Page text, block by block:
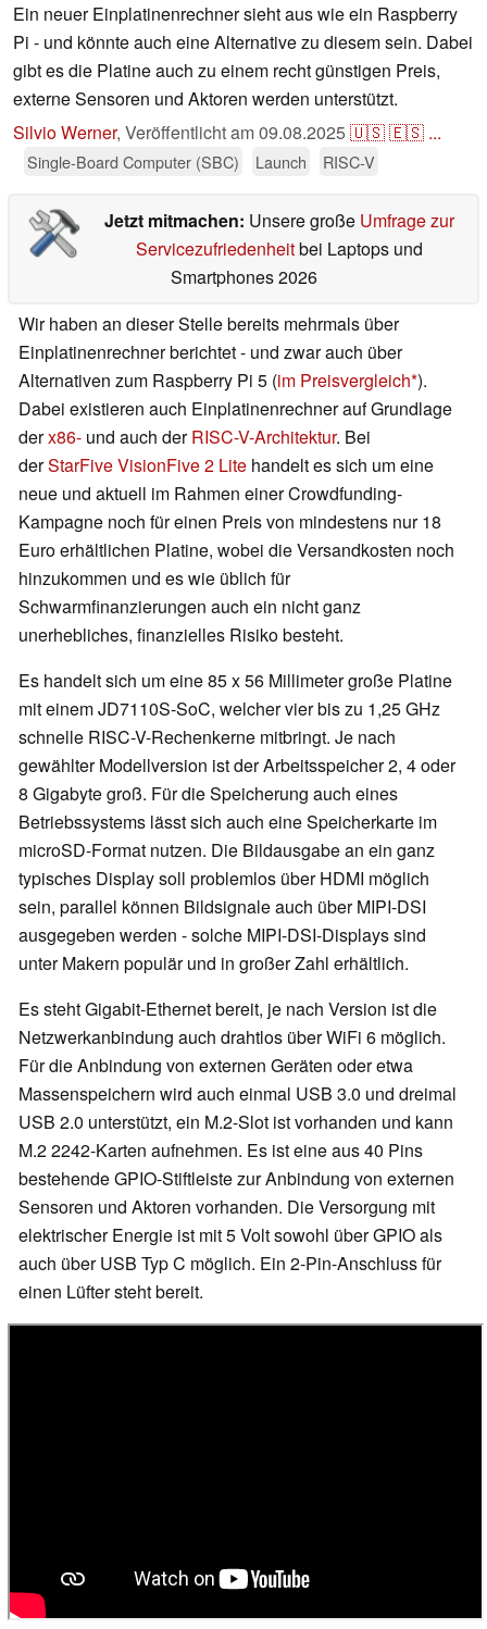
Ein neuer Einplatinenrechner sieht aus wie ein Raspberry
Pi - und könnte auch eine Alternative zu diesem sein. Dabei
gibt es die Platine auch zu einem recht günstigen Preis,
externe Sensoren und Aktoren werden unterstützt.
Silvio Werner, Veröffentlicht am09.08.2025🇺🇸🇪🇸 ...
Single-Board Computer (SBC) Launch RISC-V
Jetzt mitmachen: Unsere große Umfrage zur
Servicezufriedenheitbei Laptops und
Smartphones 2026
Wir haben an dieser Stelle bereits mehrmals über
Einplatinenrechner berichtet - und zwar auch über
Alternativen zum Raspberry Pi 5 (im Preisvergleich ).
Dabei existieren auch Einplatinenrechner auf Grundlage
derx86- und auch derRISC-V-Architektur. Bei
derStarFive VisionFive 2 Lite handelt es sich um eine
neue und aktuell im Rahmen einer Crowdfunding-
Kampagne noch für einen Preis von mindestens nur 18
Euro erhältlichen Platine, wobei die Versandkosten noch
hinzukommen und es wie üblich für
Schwarmfinanzierungen auch ein nicht ganz
unerhebliches, finanzielles Risiko besteht.
Es handelt sich um eine 85 x 56 Millimeter große Platine
mit einem JD7110S-SoC, welcher vier bis zu 1,25 GHz
schnelle RISC-V-Rechenkerne mitbringt. Je nach
gewählter Modellversion ist der Arbeitsspeicher 2, 4 oder
8 Gigabyte groß. Für die Speicherung auch eines
Betriebssystems lässt sich auch eine Speicherkarte im
microSD-Format nutzen. Die Bildausgabe an ein ganz
typisches Display soll problemlos über HDMI möglich
sein, parallel können Bildsignale auch über MIPI-DSI
ausgegeben werden - solche MIPI-DSI-Displays sind
unter Makern populär und in großer Zahl erhältlich.
Es steht Gigabit-Ethernet bereit, je nach Version ist die
Netzwerkanbindung auch drahtlos über WiFi 6 möglich.
Für die Anbindung von externen Geräten oder etwa
Massenspeichern wird auch einmal USB 3.0 und dreimal
USB 2.0 unterstützt, ein M.2-Slot ist vorhanden und kann
M.2 2242-Karten aufnehmen. Es ist eine aus 40 Pins
bestehende GPIO-Stiftleiste zur Anbindung von externen
Sensoren und Aktoren vorhanden. Die Versorgung mit
elektrischer Energie ist mit 5 Volt sowohl über GPIO als
auch über USB Typ C möglich. Ein 2-Pin-Anschluss für
einen Lüfter steht bereit.